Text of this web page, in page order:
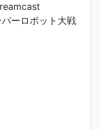
ーロボット大戦